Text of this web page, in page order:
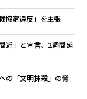
協定違反」を主張
近」と宣言、2週間延
の「文明抹殺」の脅